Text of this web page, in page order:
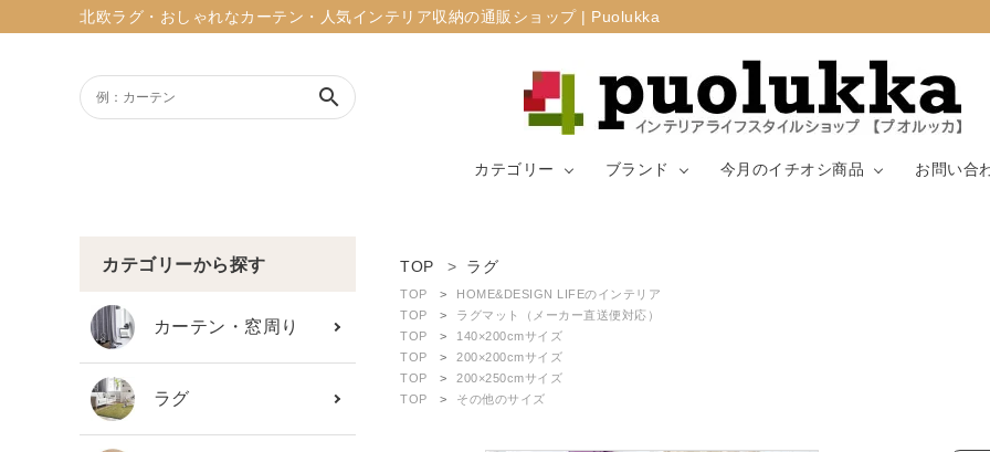
北欧ラグ・おしゃれなカーテン・人気インテリア収納の通販ショップ | Puolukka
search
カテゴリー
り
生地（ファブリ
ック）
ブランド 今月のイチオシ商品 お問い合
ようこそ ゲスト 様
ログイン person 新規会員登録
カテゴリーから探す
カーテン・窓周り
ラグ
TOP ラグ
TOP
HOME&DESIGN LIFEのインテリア
TOP
ラグマット（メーカー直送便対応）
TOP
140×200cmサイズ
TOP
200×200cmサイズ
TOP
200×250cmサイズ
TOP
その他のサイズ